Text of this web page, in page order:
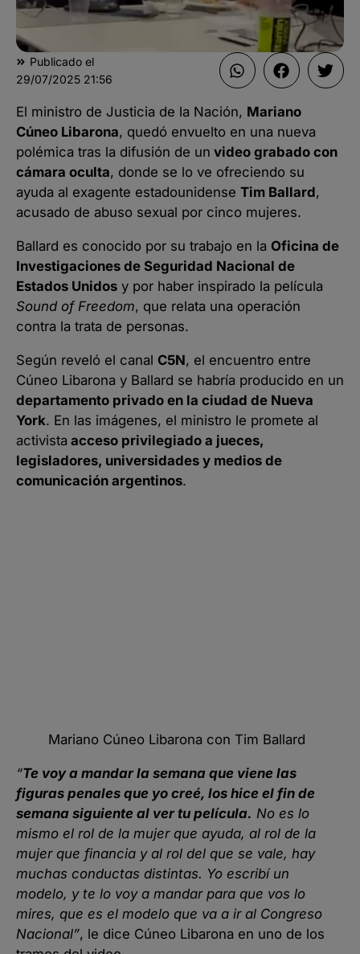
Publicado el
29/07/2025 21:56
El ministro de Justicia de la Nación, Mariano
Cúneo Libarona, quedó envuelto en una nueva
polémica tras la difusión de un video grabado con
cámara oculta, donde se lo ve ofreciendo su
ayuda al exagente estadounidense Tim Ballard,
acusado de abuso sexual por cinco mujeres.
Ballard es conocido por su trabajo en la Oficina de
Investigaciones de Seguridad Nacional de
Estados Unidos y por haber inspirado la película
Sound of Freedom, que relata una operación
contra la trata de personas.
Según reveló el canal C5N, el encuentro entre
Cúneo Libarona y Ballard se habría producido en un
departamento privado en la ciudad de Nueva
York. En las imágenes, el ministro le promete al
activista acceso privilegiado a jueces,
legisladores, universidades y medios de
comunicación argentinos.
Mariano Cúneo Libarona con Tim Ballard
“Te voy a mandar la semana que viene las
figuras penales que yo creé, los hice el fin de
semana siguiente al ver tu película. No es lo
mismo el rol de la mujer que ayuda, al rol de la
mujer que financia y al rol del que se vale, hay
muchas conductas distintas. Yo escribí un
modelo, y te lo voy a mandar para que vos lo
mires, que es el modelo que va a ir al Congreso
Nacional”, le dice Cúneo Libarona en uno de los